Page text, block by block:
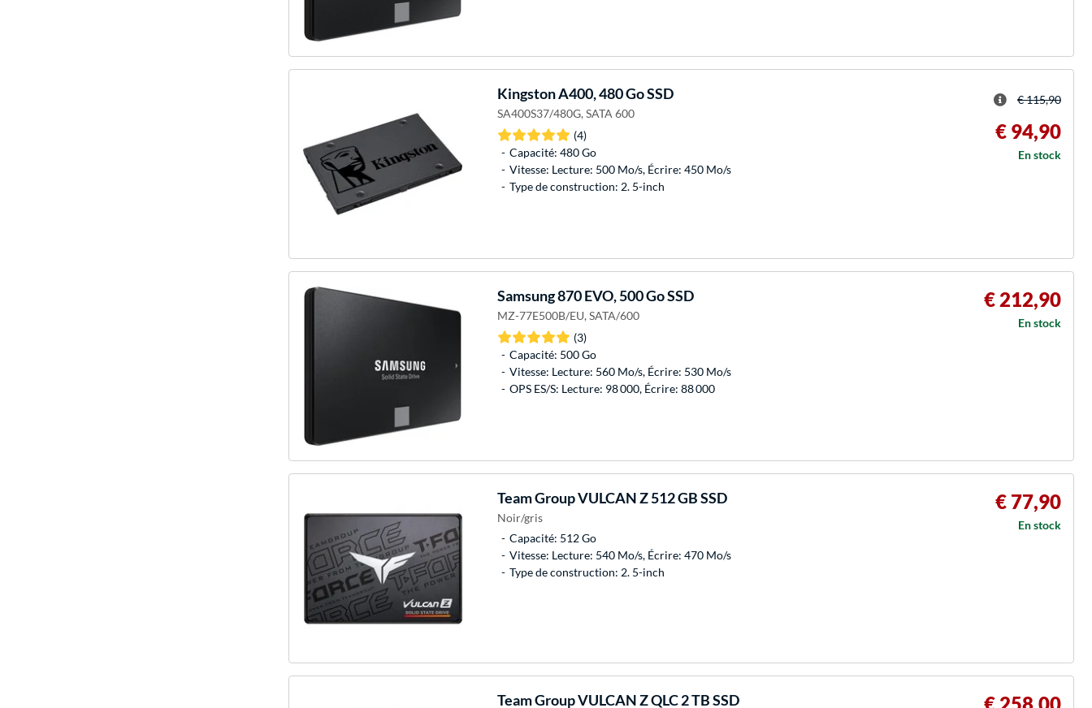
KingstonA400, 480 Go SSD
SA400S37/480G, SATA 600
(4)
Capacité: 480 Go
Vitesse: Lecture: 500 Mo/s, Écrire: 450 Mo/s
Type de construction: 2. 5-inch
€ 115,90
€ 94,90
En stock
Samsung870 EVO, 500 Go SSD
MZ-77E500B/EU, SATA/600
(3)
Capacité: 500 Go
Vitesse: Lecture: 560 Mo/s, Écrire: 530 Mo/s
OPS ES/S: Lecture: 98 000, Écrire: 88 000
€ 212,90
En stock
Team GroupVULCAN Z 512 GB SSD
Noir/gris
Capacité: 512 Go
Vitesse: Lecture: 540 Mo/s, Écrire: 470 Mo/s
Type de construction: 2. 5-inch
€ 77,90
En stock
Team GroupVULCAN Z QLC 2 TB SSD